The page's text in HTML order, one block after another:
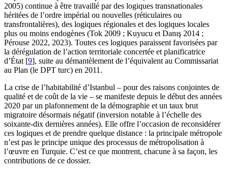
2005) continue à être travaillé par des logiques transnationales
héritées de l’ordre impérial ou nouvelles (réticulaires ou
transfrontalières), des logiques régionales et des logiques locales
plus ou moins endogènes (Tok 2009 ; Kuyucu et Danış 2014 ;
Pérouse 2022, 2023). Toutes ces logiques paraissent favorisées par
la dérégulation de l’action territoriale concertée et planificatrice
d’État[9], suite au démantèlement de l’équivalent au Commissariat
au Plan (le DPT turc) en 2011.
La crise de l’habitabilité d’Istanbul – pour des raisons conjointes de
qualité et de coût de la vie – se manifeste depuis le début des années
2020 par un plafonnement de la démographie et un taux brut
migratoire désormais négatif (inversion notable à l’échelle des
soixante-dix dernières années). Elle offre l’occasion de reconsidérer
ces logiques et de prendre quelque distance : la principale métropole
n’est pas le principe unique des processus de métropolisation à
l’œuvre en Turquie. C’est ce que montrent, chacune à sa façon, les
contributions de ce dossier.